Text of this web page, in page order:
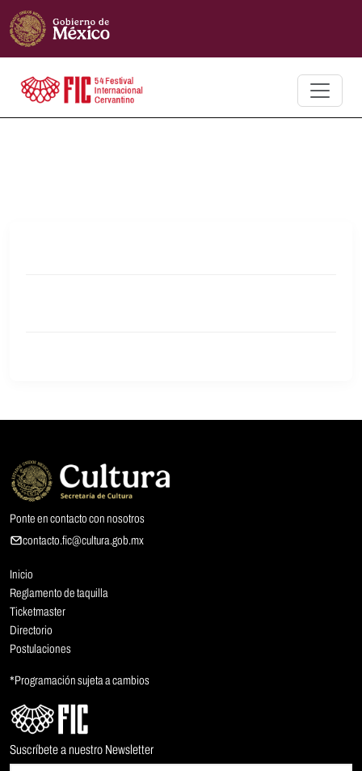
Ponte en contacto con nosotros
contacto.fic@cultura.gob.mx
Inicio
Reglamento de taquilla
Ticketmaster
Directorio
Postulaciones
*Programación sujeta a cambios
Suscríbete a nuestro Newsletter